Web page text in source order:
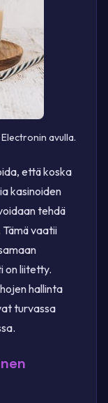
avulla.
että koska
kasinoiden
tehdä
vaatii
on liitetty.
hallinta
turvassa